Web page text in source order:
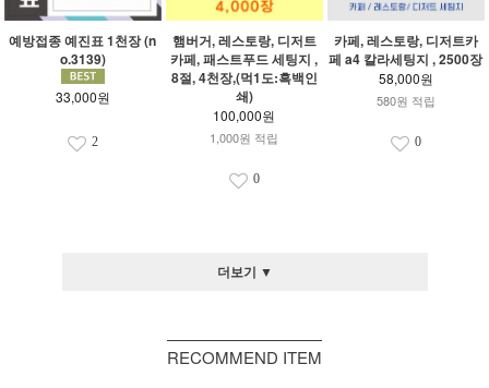
예방접종 예진표 1천장 (n
o.3139)
33,000원
2
햄버거, 레스토랑, 디저트
카페, 패스트푸드 세팅지 ,
8절, 4천장,(먹1도:흑백인
쇄)
100,000원
1,000원 적립
0
카페, 레스토랑, 디저트카
페 a4 칼라세팅지 , 2500장
58,000원
580원 적립
0
더보기 ▼
RECOMMEND ITEM